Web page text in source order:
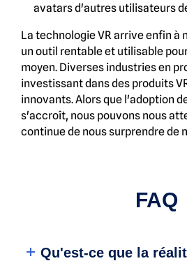
avatars d'autres utilisateurs
La technologie VR arrive enfin à
un outil rentable et utilisable
moyen. Diverses industries en
investissant dans des produits
innovants. Alors que l'adoption
s'accroît, nous pouvons nous
continue de nous surprendre de
FAQ
Qu'est-ce que la